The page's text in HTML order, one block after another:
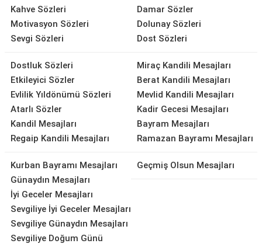
Kahve Sözleri
Motivasyon Sözleri
Sevgi Sözleri
Damar Sözler
Dolunay Sözleri
Dost Sözleri
Dostluk Sözleri
Etkileyici Sözler
Evlilik Yıldönümü Sözleri
Atarlı Sözler
Kandil Mesajları
Regaip Kandili Mesajları
Miraç Kandili Mesajları
Berat Kandili Mesajları
Mevlid Kandili Mesajları
Kadir Gecesi Mesajları
Bayram Mesajları
Ramazan Bayramı Mesajları
Kurban Bayramı Mesajları
Günaydın Mesajları
İyi Geceler Mesajları
Sevgiliye İyi Geceler Mesajları
Sevgiliye Günaydın Mesajları
Sevgiliye Doğum Günü
Geçmiş Olsun Mesajları